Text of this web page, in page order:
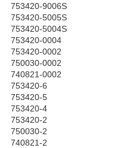
753420-9006S
753420-5005S
753420-5004S
753420-0004
753420-0002
750030-0002
740821-0002
753420-6
753420-5
753420-4
753420-2
750030-2
740821-2